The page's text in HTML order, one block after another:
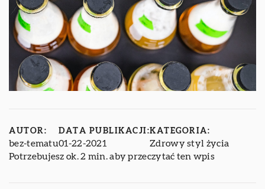
AUTOR:
bez-tematu
DATA PUBLIKACJI:
01-22-2021
KATEGORIA:
Zdrowy styl życia
Potrzebujesz ok. 2 min. aby przeczytać ten wpis